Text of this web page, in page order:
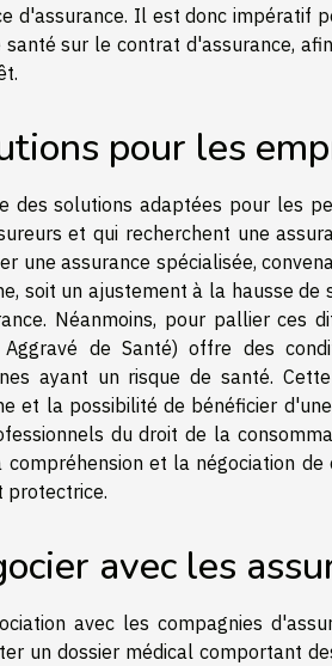
d'assurance. Il est donc impératif
sur le contrat d'assurance,
pour les
des solutions adaptées pour les
et qui recherchent une
une assurance spécialisée,
soit un ajustement à la hausse
Néanmoins, pour pallier ces
Aggravé de Santé) offre des
ayant un risque de santé.
et la possibilité de bénéficier
du droit de la
compréhension et la négociation
protectrice.
avec les
avec les compagnies
un dossier médical comportant